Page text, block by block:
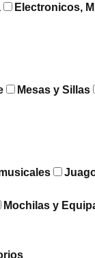
Electronicos,
Mesas y Sillas
Mochilas y